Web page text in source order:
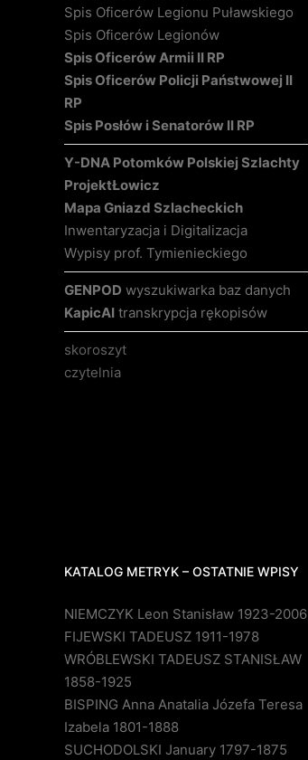
Spis Oficerów Legionu Puławskiego
Spis Oficerów Legionów
Spis Oficerów Armii II RP
Spis Oficerów Policji Państwowej II
RP
Spis Posłów i Senatorów II RP
Y-DNA Potomków Polskiej Szlachty
ProjektŁowicz
Mapa Gniazd Szlacheckich
Inwentaryzacja i Digitalizacja
Wypisy prof. Tymienieckiego
GENPOD wyszukiwarka baz danych
KapicAI transkrypcja rękopisów
skoroszyt
czytelnia
KATALOG METRYK – OSTATNIE WPISY
NIEMCZYK Leon Stanisław 1923-2006
FIJEWSKI TADEUSZ 1911-1978
WRÓBLEWSKI TADEUSZ STANISŁAW
1858-1925
BISPING Anna Anatalia Józefa Teresa
Izabela 1801-1888
SUCHODOLSKI January 1797-1875